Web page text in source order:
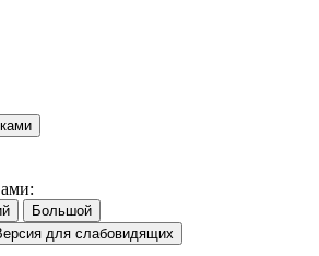
Большой
для слабовидящих